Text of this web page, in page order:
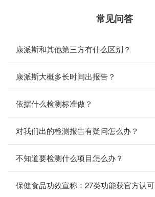
常见问答
康派斯和其他第三方有什么区别？
康派斯大概多长时间出报告？
依据什么检测标准做？
对我们出的检测报告有疑问怎么办？
不知道要检测什么项目怎么办？
保健食品功效宣称：27类功能获官方认可